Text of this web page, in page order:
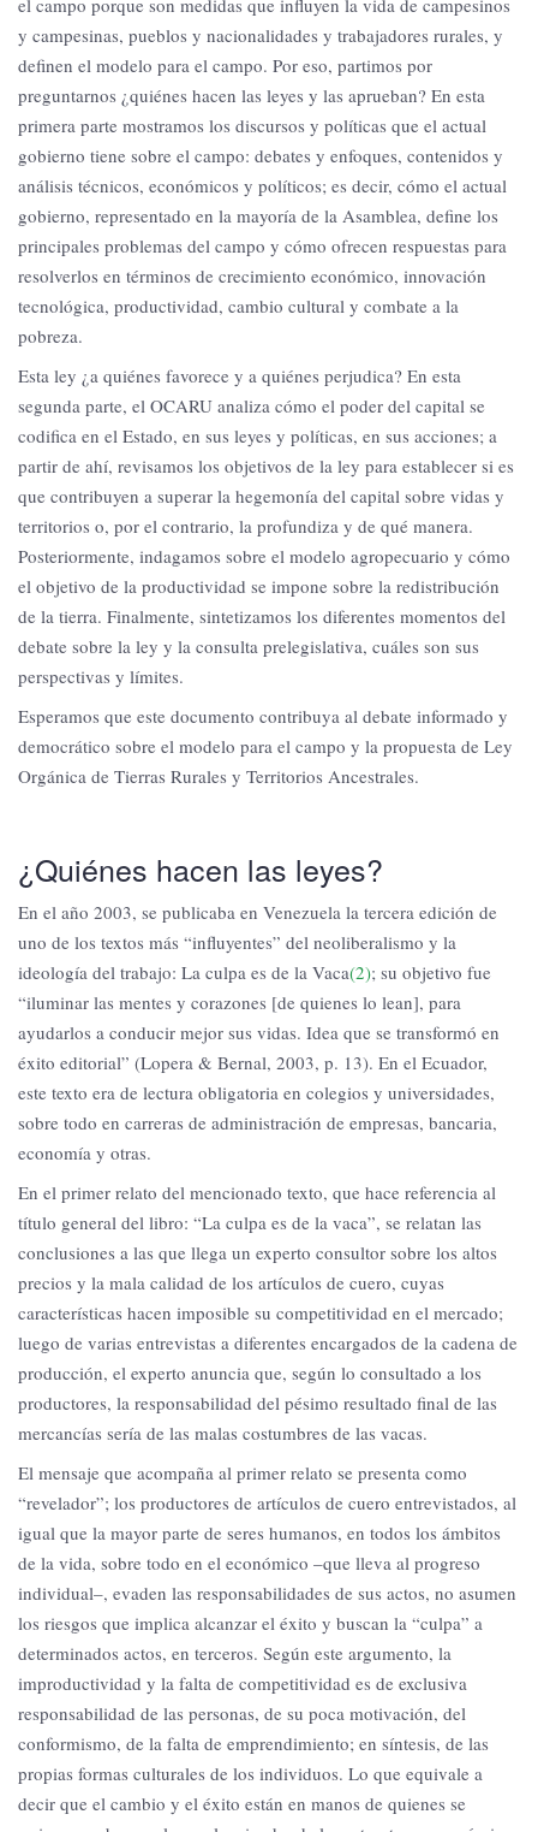
y campesinas, pueblos y nacionalidades y trabajadores rurales, y
definen el modelo para el campo. Por eso, partimos por
preguntarnos ¿quiénes hacen las leyes y las aprueban? En esta
primera parte mostramos los discursos y políticas que el actual
gobierno tiene sobre el campo: debates y enfoques, contenidos y
análisis técnicos, económicos y políticos; es decir, cómo el actual
gobierno, representado en la mayoría de la Asamblea, define los
principales problemas del campo y cómo ofrecen respuestas para
resolverlos en términos de crecimiento económico, innovación
tecnológica, productividad, cambio cultural y combate a la
pobreza.
Esta ley ¿a quiénes favorece y a quiénes perjudica? En esta
segunda parte, el OCARU analiza cómo el poder del capital se
codifica en el Estado, en sus leyes y políticas, en sus acciones; a
partir de ahí, revisamos los objetivos de la ley para establecer si es
que contribuyen a superar la hegemonía del capital sobre vidas y
territorios o, por el contrario, la profundiza y de qué manera.
Posteriormente, indagamos sobre el modelo agropecuario y cómo
el objetivo de la productividad se impone sobre la redistribución
de la tierra. Finalmente, sintetizamos los diferentes momentos del
debate sobre la ley y la consulta prelegislativa, cuáles son sus
perspectivas y límites.
Esperamos que este documento contribuya al debate informado y
democrático sobre el modelo para el campo y la propuesta de Ley
Orgánica de Tierras Rurales y Territorios Ancestrales.
¿Quiénes hacen las leyes?
En el año 2003, se publicaba en Venezuela la tercera edición de
uno de los textos más “influyentes” del neoliberalismo y la
ideología del trabajo: La culpa es de la Vaca(2); su objetivo fue
“iluminar las mentes y corazones [de quienes lo lean], para
ayudarlos a conducir mejor sus vidas. Idea que se transformó en
éxito editorial” (Lopera & Bernal, 2003, p. 13). En el Ecuador,
este texto era de lectura obligatoria en colegios y universidades,
sobre todo en carreras de administración de empresas, bancaria,
economía y otras.
En el primer relato del mencionado texto, que hace referencia al
título general del libro: “La culpa es de la vaca”, se relatan las
conclusiones a las que llega un experto consultor sobre los altos
precios y la mala calidad de los artículos de cuero, cuyas
características hacen imposible su competitividad en el mercado;
luego de varias entrevistas a diferentes encargados de la cadena de
producción, el experto anuncia que, según lo consultado a los
productores, la responsabilidad del pésimo resultado final de las
mercancías sería de las malas costumbres de las vacas.
El mensaje que acompaña al primer relato se presenta como
“revelador”; los productores de artículos de cuero entrevistados, al
igual que la mayor parte de seres humanos, en todos los ámbitos
de la vida, sobre todo en el económico –que lleva al progreso
individual–, evaden las responsabilidades de sus actos, no asumen
los riesgos que implica alcanzar el éxito y buscan la “culpa” a
determinados actos, en terceros. Según este argumento, la
improductividad y la falta de competitividad es de exclusiva
responsabilidad de las personas, de su poca motivación, del
conformismo, de la falta de emprendimiento; en síntesis, de las
propias formas culturales de los individuos. Lo que equivale a
decir que el cambio y el éxito están en manos de quienes se